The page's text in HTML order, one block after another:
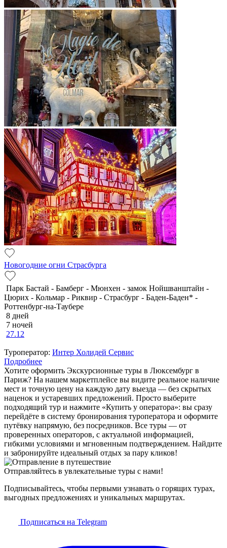
Новогодние огни Страсбурга
Парк Бастай - Бамберг - Мюнхен - замок Нойшванштайн -
Цюрих - Кольмар - Риквир - Страсбург - Баден-Баден* -
Роттенбург-на-Таубере
8 дней
7 ночей
27.12
Туроператор: Интер Холидей Сервис
Подробнее
Хотите оформить Экскурсионные туры в Люксембург в
Париж? На нашем маркетплейсе вы видите реальное наличие
мест и точную цену на каждую дату выезда — без скрытых
наценок и устаревших предложений. Просто выберите
подходящий тур и нажмите «Купить у оператора»: вы сразу
перейдёте в систему бронирования туроператора и оформите
путёвку напрямую, без посредников. Все туры — от
проверенных операторов, с актуальной информацией,
гибкими условиями и мгновенным подтверждением. Найдите
и забронируйте идеальный отдых за пару кликов!
Отправляйтесь в увлекательные туры с нами!
Подписывайтесь, чтобы первыми узнавать о горящих турах,
выгодных предложениях и уникальных маршрутах.
Подписаться на Telegram